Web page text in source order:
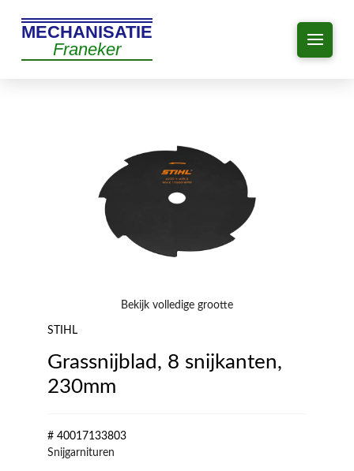
MECHANISATIE
Franeker
Bekijk volledige grootte
STIHL
Grassnijblad, 8 snijkanten,
230mm
# 40017133803
Snijgarnituren